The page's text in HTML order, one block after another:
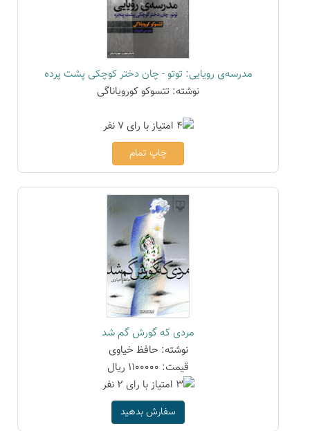
مدرسه‌ی رویایی: توتو - چان دختر کوچکی پشت پرده
نوشته: تتسوکو کورویاناگی
چاپ تمام
مردی که گورش گم شد
نوشته: حافظ خیاوی
قیمت: 1100000 ریال
سفارش بدهید